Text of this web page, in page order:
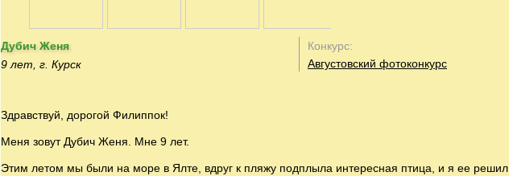
Дубич Женя
9 лет, г. Курск
Конкурс:
Августовский фотоконкурс
Здравствуй, дорогой Филиппок!
Меня зовут Дубич Женя. Мне 9 лет.
Этим летом мы были на море в Ялте, вдруг к пляжу подплыла интересная птица, и я ее решил